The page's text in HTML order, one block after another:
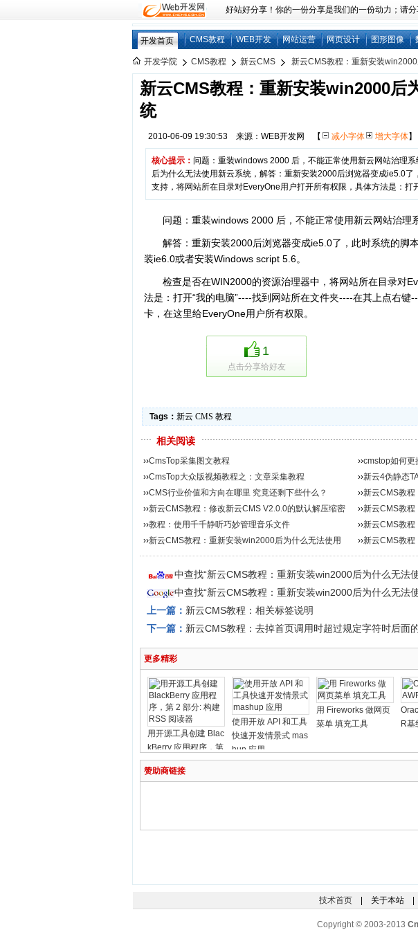
好站好分享！你的一份分享是我们的一份动力；请分
开发首页 CMS教程 WEB开发 网站运营 网页设计 图形图像
开发学院 CMS教程 新云CMS 新云CMS教程：重新安装
新云CMS教程：重新安装win2000后
统
2010-06-09 19:30:53 来源：WEB开发网 【 减小字体 增大字体
核心提示： 问题：重装windows 2000 后，不能正常使用新云网站治理
后为什么无法使用新云系统，解答：重新安装2000后浏览器变成ie5.0了
支持，将网站所在目录对EveryOne用户打开所有权限，具体方法是：打
问题：重装windows 2000 后，不能正常使用新云网站治理
解答：重新安装2000后浏览器变成ie5.0了，此时系统的脚
装ie6.0或者安装Windows script 5.6。
检查是否在WIN2000的资源治理器中，将网站所在目录对
法是：打开“我的电脑”----找到网站所在文件夹----在其上点右键
卡，在这里给EveryOne用户所有权限。
1
点击分享给好友
Tags： 新云 CMS 教程
相关阅读
››CmsTop采集图文教程 ››cmstop如何更
››CmsTop大众版视频教程之：文章采集教程 ››新云4伪静态
››CMS行业价值和方向在哪里 究竟还剩下些什么？ ››新云CMS教程
››新云CMS教程：修改新云CMS V2.0.0的默认解压缩密
码...
››新云CMS教程
››教程：使用千千静听巧妙管理音乐文件 ››新云CMS教程
的...
››新云CMS教程：重新安装win2000后为什么无法使用
新...
››新云CMS教程
中查找“新云CMS教程：重新安装win2000后为什么无法
中查找“新云CMS教程：重新安装win2000后为什么无法
上一篇： 新云CMS教程：相关标签说明
下一篇： 新云CMS教程：去掉首页调用时超过规定字符时后面
更多精彩
用开源工具创建 Blac
kBerry 应用程序，第
2 部分: 构建 RSS 阅
读器
使用开放 API 和工具
快速开发情景式 mas
hup 应用
用 Fireworks 做网页
菜单 填充工具
R基
赞助商链接
技术首页| 关于本站 |
Copyright © 2003-2013